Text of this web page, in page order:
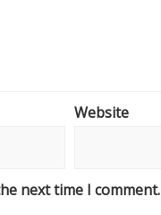
Website
next time I comment.